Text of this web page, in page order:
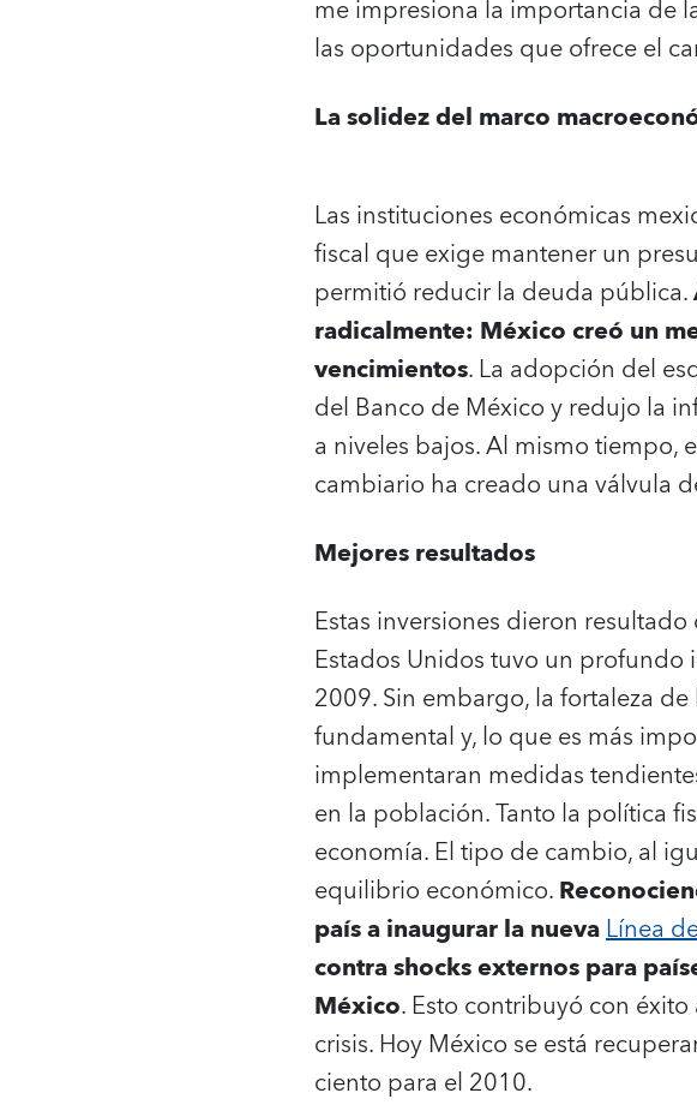
me impresiona la importancia de
las oportunidades que ofrece el
La solidez del marco
Las instituciones económicas
fiscal que exige mantener un
permitió reducir la deuda pública.
radicalmente: México creó un
vencimientos. La adopción del
del Banco de México y redujo la
a niveles bajos. Al mismo
cambiario ha creado una válvula
Mejores resultados
Estas inversiones dieron
Estados Unidos tuvo un profundo
2009. Sin embargo, la fortaleza
fundamental y, lo que es más
implementaran medidas
en la población. Tanto la política
economía. El tipo de cambio, al
equilibrio económico.
país a inaugurar la nuevaLínea
contra shocks externos para
México. Esto contribuyó con
crisis. Hoy México se está
ciento para el 2010.